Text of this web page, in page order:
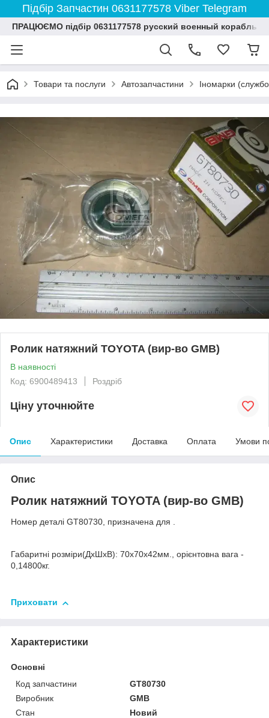
Підбір Запчастин 0631177578 Viber Telegram
ПРАЦЮЄМО підбір 0631177578 русский военный корабль
Товари та послуги Автозапчастини Іномарки
Ролик натяжний TOYOTA (вир-во GMB)
В наявності
Код: 6900489413
Роздріб
Ціну уточнюйте
Опис Характеристики Доставка Оплата Умови
Опис
Ролик натяжний TOYOTA (вир-во GMB)
Номер деталі GT80730, призначена для .
Габаритні розміри(ДхШхВ): 70x70x42мм., орієнтовна вага -
0,14800кг.
Приховати
Характеристики
Основні
Код запчастини
GT80730
Виробник
GMB
Стан
Новий